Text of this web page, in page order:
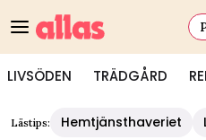
LIVSÖDEN TRÄDGÅRD
Lästips: Hemtjänsthaveriet